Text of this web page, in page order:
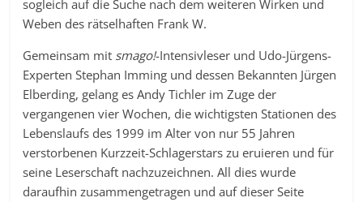
sogleich auf die Suche nach dem weiteren Wirken und
Weben des rätselhaften Frank W.
Gemeinsam mit smago!-Intensivleser und Udo-Jürgens-
Experten Stephan Imming und dessen Bekannten Jürgen
Elberding, gelang es Andy Tichler im Zuge der
vergangenen vier Wochen, die wichtigsten Stationen des
Lebenslaufs des 1999 im Alter von nur 55 Jahren
verstorbenen Kurzzeit-Schlagerstars zu eruieren und für
seine Leserschaft nachzuzeichnen. All dies wurde
daraufhin zusammengetragen und auf dieser Seite